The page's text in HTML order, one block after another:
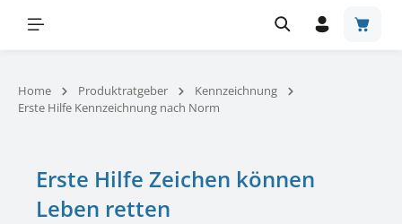
Home Produktratgeber
Kennzeichnung
Erste Hilfe Kennzeichnung nach Norm
Erste Hilfe Zeichen können
Leben retten